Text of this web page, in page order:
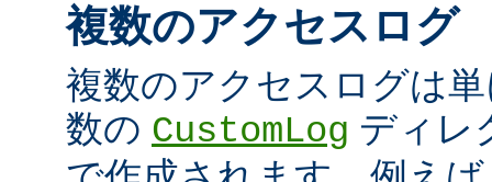
複数のアクセスログ
複数のアクセスログは
数の CustomLog ディレ